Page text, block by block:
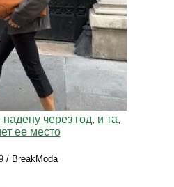
через год, и та,
ее место
/ BreakModa